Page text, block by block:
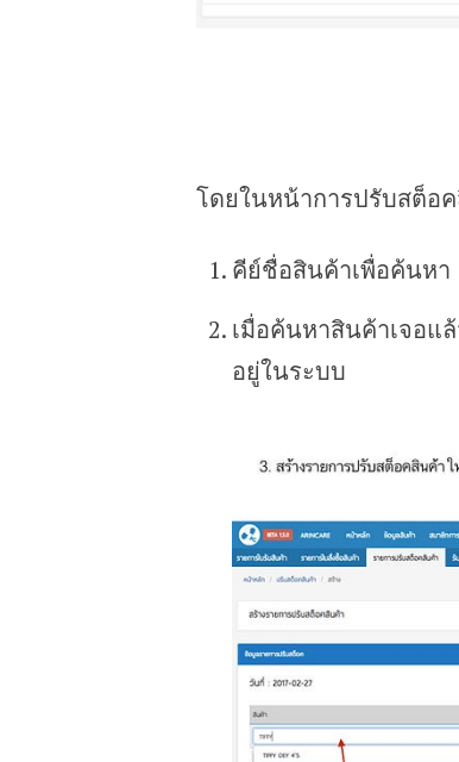
โดยในหน้าการปรับสต็อ
คีย์ชื่อสินค้าเพื่อค้นหา
เมื่อค้นหาสินค้าเจอแ
อยู่ในระบบ